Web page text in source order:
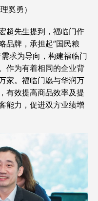
奚勇）
超先生提到，福临门作
品牌，承担起“国民粮
求为导向，构建福临门
作为有着相同的企业背
家。福临门愿与华润万
有效提高商品效率及提
能力，促进双方业绩增